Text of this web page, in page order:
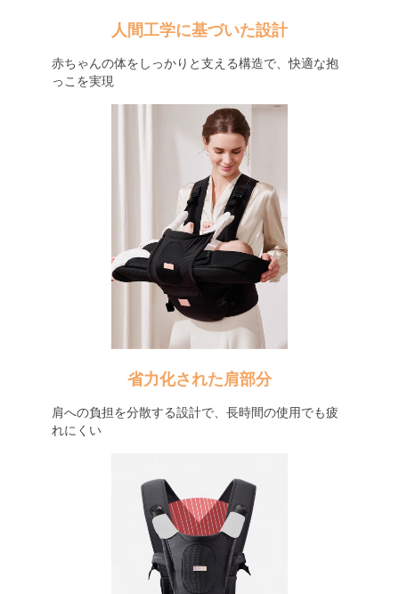
人間工学に基づいた設計
赤ちゃんの体をしっかりと支える構造で、快適な抱
っこを実現
省力化された肩部分
肩への負担を分散する設計で、長時間の使用でも疲
れにくい